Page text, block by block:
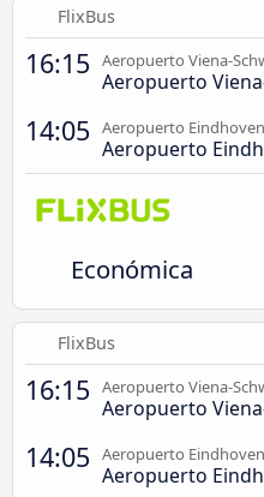
FlixBus
16:15 Aeropuerto Viena-
Aeropuerto
14:05 Aeropuerto Eindhoven
Aeropuerto
Económica
FlixBus
16:15 Aeropuerto Viena-
Aeropuerto
14:05 Aeropuerto Eindhoven
Aeropuerto